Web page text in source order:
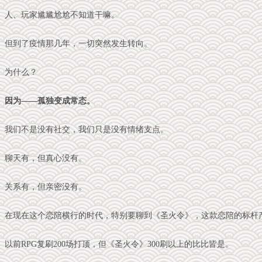
人、玩家尴尴尬尬不知道干嘛。
但到了疫情那几年，一切突然发生转向。
为什么？
因为——孤独变成常态。
我们不是没有社交，我们只是没有情绪支点。
聊天有，但真心没有。
关系有，但亲密没有。
在现在这个恋陪横行的时代，特别要聊到《圣火令》，这款恋陪的标杆
以前RPG复刷200场打顶，但《圣火令》300刷以上的比比皆是。